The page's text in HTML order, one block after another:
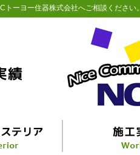
ーヨー住器株式会社へご相談ください。